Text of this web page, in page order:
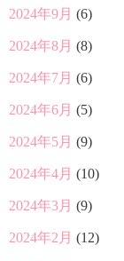
2024年9月 (6)
2024年8月 (8)
2024年7月 (6)
2024年6月 (5)
2024年5月 (9)
2024年4月 (10)
2024年3月 (9)
2024年2月 (12)